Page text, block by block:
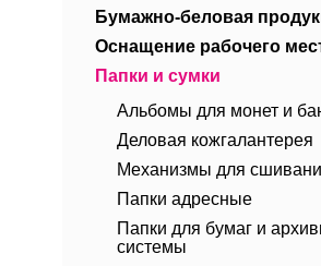
Бумажно-беловая
Оснащение рабочего
Папки и сумки
Альбомы для монет и
Деловая кожгалантерея
Механизмы для
Папки адресные
Папки для бумаг и
системы